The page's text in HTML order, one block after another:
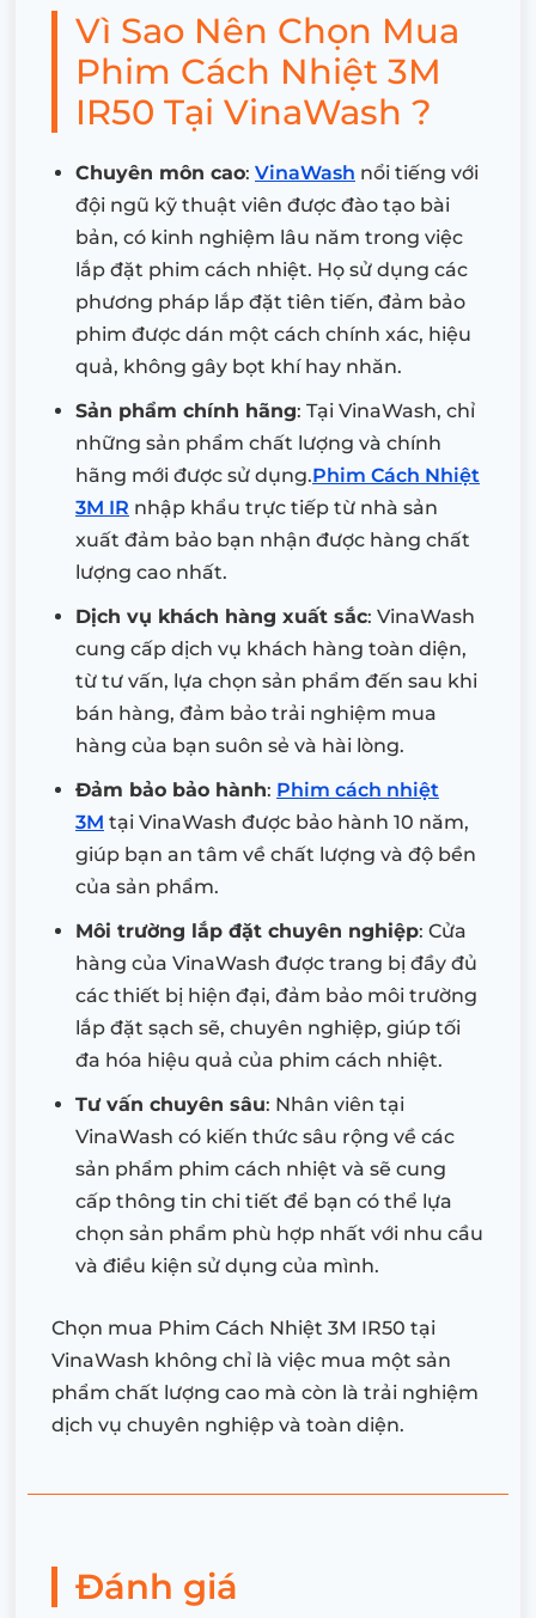
Vì Sao Nên Chọn Mua
Phim Cách Nhiệt 3M
IR50 Tại VinaWash ?
Chuyên môn cao: VinaWash nổi tiếng với
đội ngũ kỹ thuật viên được đào tạo bài
bản, có kinh nghiệm lâu năm trong việc
lắp đặt phim cách nhiệt. Họ sử dụng các
phương pháp lắp đặt tiên tiến, đảm bảo
phim được dán một cách chính xác, hiệu
quả, không gây bọt khí hay nhăn.
Sản phẩm chính hãng: Tại VinaWash, chỉ
những sản phẩm chất lượng và chính
hãng mới được sử dụng.Phim Cách Nhiệt
3M IR nhập khẩu trực tiếp từ nhà sản
xuất đảm bảo bạn nhận được hàng chất
lượng cao nhất.
Dịch vụ khách hàng xuất sắc: VinaWash
cung cấp dịch vụ khách hàng toàn diện,
từ tư vấn, lựa chọn sản phẩm đến sau khi
bán hàng, đảm bảo trải nghiệm mua
hàng của bạn suôn sẻ và hài lòng.
Đảm bảo bảo hành: Phim cách nhiệt
3M tại VinaWash được bảo hành 10 năm,
giúp bạn an tâm về chất lượng và độ bền
của sản phẩm.
Môi trường lắp đặt chuyên nghiệp: Cửa
hàng của VinaWash được trang bị đầy đủ
các thiết bị hiện đại, đảm bảo môi trường
lắp đặt sạch sẽ, chuyên nghiệp, giúp tối
đa hóa hiệu quả của phim cách nhiệt.
Tư vấn chuyên sâu: Nhân viên tại
VinaWash có kiến thức sâu rộng về các
sản phẩm phim cách nhiệt và sẽ cung
cấp thông tin chi tiết để bạn có thể lựa
chọn sản phẩm phù hợp nhất với nhu cầu
và điều kiện sử dụng của mình.
Chọn mua Phim Cách Nhiệt 3M IR50 tại
VinaWash không chỉ là việc mua một sản
phẩm chất lượng cao mà còn là trải nghiệm
dịch vụ chuyên nghiệp và toàn diện.
Đánh giá